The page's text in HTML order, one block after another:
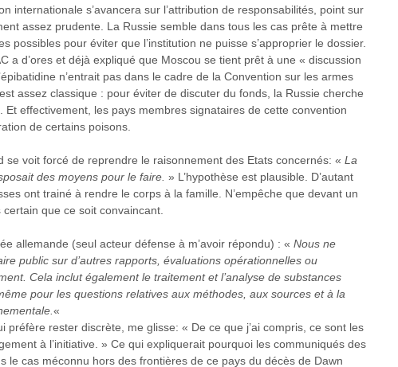
internationale s’avancera sur l’attribution de responsabilités, point sur
assez prudente. La Russie semble dans tous les cas prête à mettre
possibles pour éviter que l’institution ne puisse s’approprier le dossier.
a d’ores et déjà expliqué que Moscou se tient prêt à une « discussion
n’entrait pas dans le cadre de la Convention sur les armes
assez classique : pour éviter de discuter du fonds, la Russie cherche
Et effectivement, les pays membres signataires de cette convention
de certains poisons.
se voit forcé de reprendre le raisonnement des Etats concernés: « La
des moyens pour le faire. » L’hypothèse est plausible. D’autant
ont trainé à rendre le corps à la famille. N’empêche que devant un
que ce soit convaincant.
allemande (seul acteur défense à m’avoir répondu) : « Nous ne
public sur d’autres rapports, évaluations opérationnelles ou
Cela inclut également le traitement et l’analyse de substances
pour les questions relatives aux méthodes, aux sources et à la
«
préfère rester discrète, me glisse: « De ce que j’ai compris, ce sont les
à l’initiative. » Ce qui expliquerait pourquoi les communiqués des
le cas méconnu hors des frontières de ce pays du décès de Dawn